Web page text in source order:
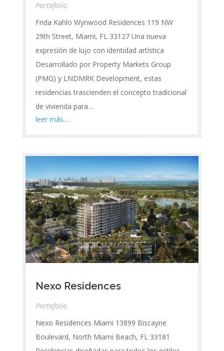
Portafolio
Frida Kahlo Wynwood Residences 119 NW
29th Street, Miami, FL 33127 Una nueva
expresión de lujo con identidad artística
Desarrollado por Property Markets Group
(PMG) y LNDMRK Development, estas
residencias trascienden el concepto tradicional
de vivienda para…
leer más…
Nexo Residences
Portafolio
Nexo Residences Miami 13899 Biscayne
Boulevard, North Miami Beach, FL 33181